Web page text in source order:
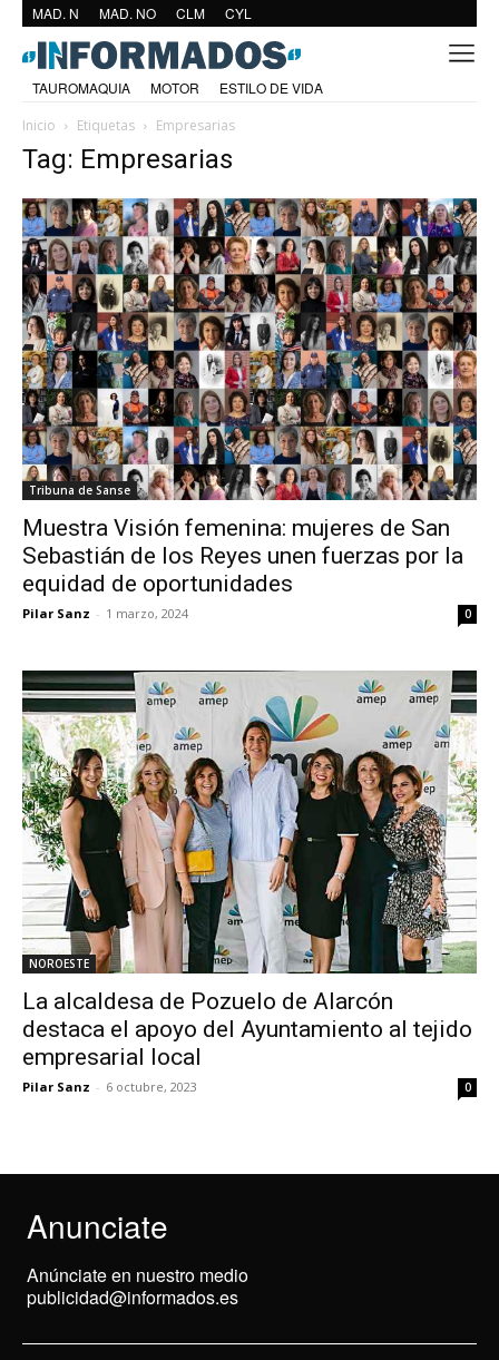
MAD. N MAD. NO CLM CYL
TAUROMAQUIA MOTOR
ESTILO DE VIDA
Inicio
Etiquetas Empresarias
Tag: Empresarias
Tribuna de Sanse
Muestra Visión femenina: mujeres de San
Sebastián de los Reyes unen fuerzas por la
equidad de oportunidades
Pilar Sanz - 1 marzo, 2024 0
NOROESTE
La alcaldesa de Pozuelo de Alarcón
destaca el apoyo del Ayuntamiento al tejido
empresarial local
Pilar Sanz - 6 octubre, 2023 0
Anunciate
Anúnciate en nuestro medio
publicidad@informados.es